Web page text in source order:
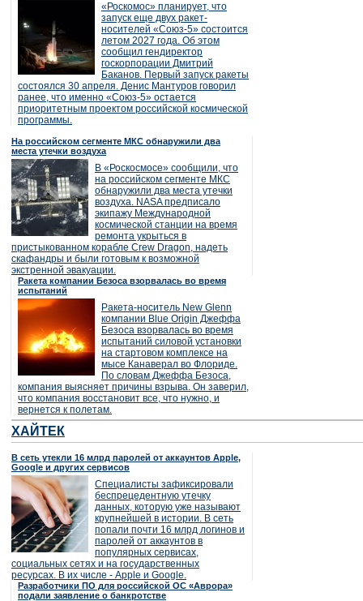
«Роскомос» планирует, что
запуск еще двух ракет-
носителей «Союз-5» состоится
летом 2027 года. Об этом
сообщил гендиректор
госкорпорации Дмитрий
Баканов. Первый запуск ракеты
состоялся 30 апреля. Денис Мантуров говорил
ранее, что именно «Союз-5» остается
приоритетным проектом российской космической
программы.
На российском сегменте МКС обнаружили два
места утечки воздуха
В «Роскосмосе» сообщили, что
на российском сегменте МКС
обнаружили два места утечки
воздуха. NASA предписало
экипажу Международной
космической станции на время
ремонта укрыться в
пристыкованном корабле Crew Dragon, надеть
скафандры и были готовым к возможной
экстренной эвакуации.
Ракета компании Безоса взорвалась во время
испытаний
Ракета-носитель New Glenn
компании Blue Origin Джеффа
Безоса взорвалась во время
испытаний силовой установки
на стартовом комплексе на
мысе Канаверал во Флориде.
По словам Джеффа Безоса,
компания выясняет причины взрыва. Он заверил,
что компания восстановит все, что нужно, и
вернется к полетам.
ХАЙТЕК
В сеть утекли 16 млрд паролей от аккаунтов Apple,
Google и других сервисов
Специалисты зафиксировали
беспрецедентную утечку
данных, которую уже называют
крупнейшей в истории. В сеть
попали почти 16 млрд логинов и
паролей от аккаунтов в
популярных сервисах,
социальных сетях и на государственных
ресурсах. В их числе - Apple и Google.
Разработчики ПО для российской ОС «Аврора»
подали заявление о банкротстве